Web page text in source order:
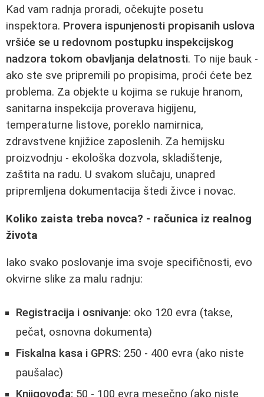
Kad vam radnja proradi, očekujte posetu
inspektora. Provera ispunjenosti propisanih uslova
vršiće se u redovnom postupku inspekcijskog
nadzora tokom obavljanja delatnosti. To nije bauk -
ako ste sve pripremili po propisima, proći ćete bez
problema. Za objekte u kojima se rukuje hranom,
sanitarna inspekcija proverava higijenu,
temperaturne listove, poreklo namirnica,
zdravstvene knjižice zaposlenih. Za hemijsku
proizvodnju - ekološka dozvola, skladištenje,
zaštita na radu. U svakom slučaju, unapred
pripremljena dokumentacija štedi živce i novac.
Koliko zaista treba novca? - računica iz realnog
života
Iako svako poslovanje ima svoje specifičnosti, evo
okvirne slike za malu radnju:
Registracija i osnivanje: oko 120 evra (takse,
pečat, osnovna dokumenta)
Fiskalna kasa i GPRS: 250 - 400 evra (ako niste
paušalac)
Knjigovođa: 50 - 100 evra mesečno (ako niste